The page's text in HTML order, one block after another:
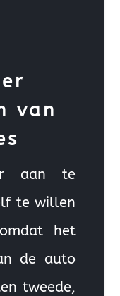
van
aan te
te willen
het
de auto
tweede,